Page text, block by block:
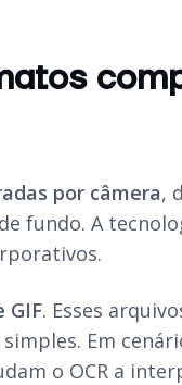
por câmera,
fundo. A
GIF. Esses
Em
o OCR a